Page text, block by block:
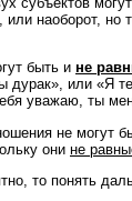
или наоборот, но
быть и не
дурак», или «Я
уважаю, ты
не могут
они не
то понять